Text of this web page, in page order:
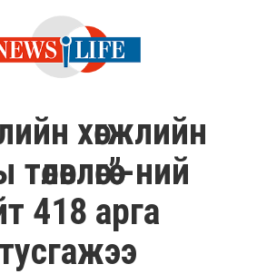
хөгжлийн
ний
418 арга